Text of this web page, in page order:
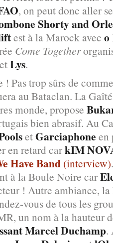
, on peut donc aller
Shorty and
est à la Marock avec o
Come Together
etLys.
! Pas trop sûrs de
au Bataclan. La
monde, propose
bien abrasif. Au
etGarciaphone en
en retard carkIM
Have Band (interview)
à la Boule Noire car
! Autre ambiance,
vous de tous les
un nom à la hauteur
Marcel Duchamp.